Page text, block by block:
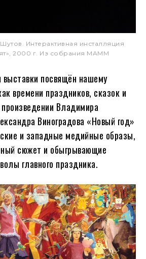
Интерактивная инсталляция
2000 г. Из собрания МАММ
посвящён нашему
времени праздников, сказок и
Владимира
Виноградова «Новый год»
и западные медийные образы,
сюжет и обыгрывающие
главного праздника.